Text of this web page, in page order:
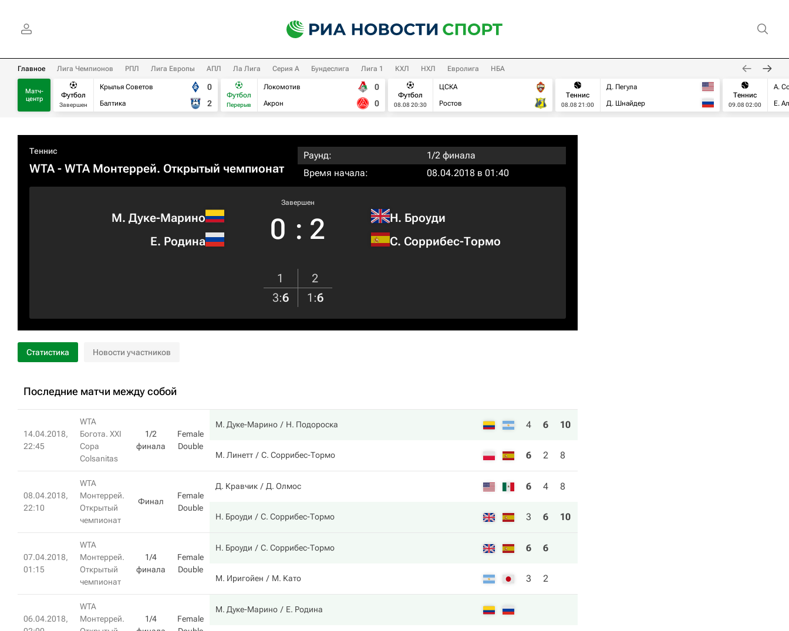
Главное Лига Чемпионов РПЛ Лига Европы АПЛ Ла Лига Серия А Бундеслига Лига 1 КХЛ НХЛ Евролига НБА
Матч-
центр
Футбол
Завершен
Крылья Советов
Балтика
0
2
Футбол
Перерыв
Локомотив
Акрон
0
0
Футбол
08.08 20:30
ЦСКА
Ростов
Теннис
08.08 21:00
Д. Пегула
Д. Шнайдер
Теннис
09.08 02:00
А.
Е.
Теннис
WTA- WTA Монтеррей. Открытый чемпионат
Раунд:
1/2 финала
Время начала:
08.04.2018 в 01:40
М. Дуке-Марино
Е. Родина
Завершен
0 : 2
Н. Броуди
С. Соррибес-Тормо
1
2
3:6 1 :6
Статистика Новости участников
Последние матчи между собой
14.04.2018,
22:45
WTA
Богота. XXI
Copa
Colsanitas
1/2
финала
Female
Double
М. Дуке-Марино Н. Подороска 4 6 10
М. Линетт С. Соррибес-Тормо 6 2 8
08.04.2018,
22:10
WTA
Монтеррей.
Открытый
чемпионат
Финал
Female
Double
Д. Кравчик Д. Олмос 6 4 8
Н. Броуди С. Соррибес-Тормо 3 6 10
07.04.2018,
01:15
WTA
Монтеррей.
Открытый
чемпионат
1/4
финала
Female
Double
Н. Броуди С. Соррибес-Тормо 6 6
М. Иригойен М. Като 3 2
06.04.2018,
WTA
Монтеррей.
1/4
Female
М. Дуке-Марино Е. Родина